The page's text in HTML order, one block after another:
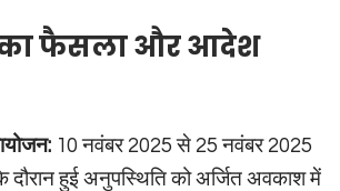
फैसला और आदेश
10 नवंबर 2025 से 25 नवंबर 2025
हुई अनुपस्थिति को अर्जित अवकाश में